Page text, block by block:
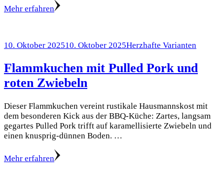
Mehr erfahren
10. Oktober 202510. Oktober 2025Herzhafte Varianten
Flammkuchen mit Pulled Pork und
roten Zwiebeln
Dieser Flammkuchen vereint rustikale Hausmannskost mit
dem besonderen Kick aus der BBQ-Küche: Zartes, langsam
gegartes Pulled Pork trifft auf karamellisierte Zwiebeln und
einen knusprig-dünnen Boden. …
Mehr erfahren